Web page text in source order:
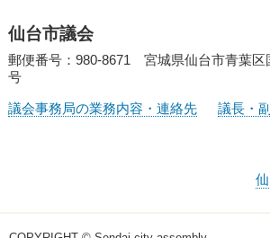
仙台市議会
郵便番号：980-8671 宮城県仙台市青葉区
号
議会事務局の業務内容・連絡先 議長・